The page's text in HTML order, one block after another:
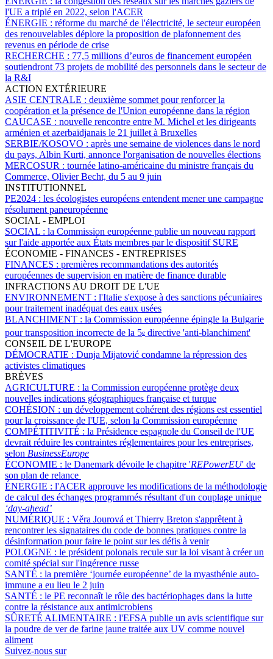
l'UE a triplé en 2022, selon l'ACER
ÉNERGIE : réforme du marché de l'électricité, le secteur européen
des renouvelables déplore la proposition de plafonnement des
revenus en période de crise
RECHERCHE : 77,5 millions d’euros de financement européen
soutiendront 73 projets de mobilité des personnels dans le secteur de
la R&I
ACTION EXTÉRIEURE
ASIE CENTRALE : deuxième sommet pour renforcer la
coopération et la présence de l'Union européenne dans la région
CAUCASE : nouvelle rencontre entre M. Michel et les dirigeants
arménien et azerbaïdjanais le 21 juillet à Bruxelles
SERBIE/KOSOVO : après une semaine de violences dans le nord
du pays, Albin Kurti, annonce l'organisation de nouvelles élections
MERCOSUR : tournée latino-américaine du ministre français du
Commerce, Olivier Becht, du 5 au 9 juin
INSTITUTIONNEL
PE2024 : les écologistes européens entendent mener une campagne
résolument paneuropéenne
SOCIAL - EMPLOI
SOCIAL : la Commission européenne publie un nouveau rapport
sur l'aide apportée aux États membres par le dispositif SURE
ÉCONOMIE - FINANCES - ENTREPRISES
FINANCES : premières recommandations des autorités
européennes de supervision en matière de finance durable
INFRACTIONS AU DROIT DE L'UE
ENVIRONNEMENT : l'Italie s'expose à des sanctions pécuniaires
pour traitement inadéquat des eaux usées
BLANCHIMENT : la Commission européenne épingle la Bulgarie
pour transposition incorrecte de la 5e directive 'anti-blanchiment'
CONSEIL DE L'EUROPE
DÉMOCRATIE : Dunja Mijatović condamne la répression des
activistes climatiques
BRÈVES
AGRICULTURE : la Commission européenne protège deux
nouvelles indications géographiques française et turque
COHÉSION : un développement cohérent des régions est essentiel
pour la croissance de l'UE, selon la Commission européenne
COMPÉTITIVITÉ : la Présidence espagnole du Conseil de l'UE
devrait réduire les contraintes réglementaires pour les entreprises,
selon BusinessEurope
ÉCONOMIE : le Danemark dévoile le chapitre 'REPowerEU' de
son plan de relance
ÉNERGIE : l'ACER approuve les modifications de la méthodologie
de calcul des échanges programmés résultant d'un couplage unique
‘day-ahead’
NUMÉRIQUE : Věra Jourová et Thierry Breton s'apprêtent à
rencontrer les signataires du code de bonnes pratiques contre la
désinformation pour faire le point sur les défis à venir
POLOGNE : le président polonais recule sur la loi visant à créer un
comité spécial sur l'ingérence russe
SANTÉ : la première ‘journée européenne’ de la myasthénie auto-
immune a eu lieu le 2 juin
SANTÉ : le PE reconnaît le rôle des bactériophages dans la lutte
contre la résistance aux antimicrobiens
SÛRETÉ ALIMENTAIRE : l'EFSA publie un avis scientifique sur
la poudre de ver de farine jaune traitée aux UV comme nouvel
aliment
Suivez-nous sur